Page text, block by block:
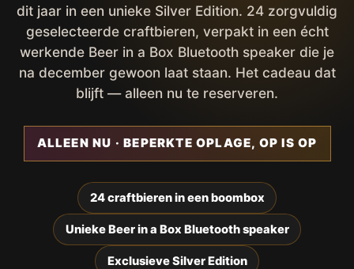
dit jaar in een unieke Silver Edition. 24 zorgvuldig
geselecteerde craftbieren, verpakt in een écht
werkende Beer in a Box Bluetooth speaker die je
na december gewoon laat staan. Het cadeau dat
blijft — alleen nu te reserveren.
ALLEEN NU · BEPERKTE OPLAGE, OP IS OP
24 craftbieren in een boombox
Unieke Beer in a Box Bluetooth speaker
Exclusieve Silver Edition